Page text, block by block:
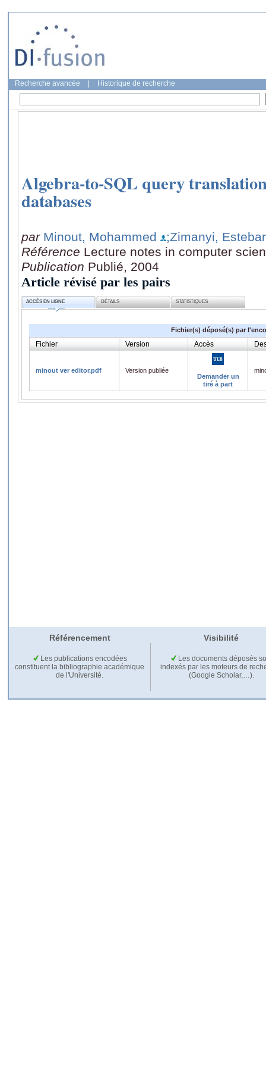
Recherche avancée Historique de recherche
Algebra-to-SQL query
databases
par Minout, Mohammed
;Zimanyi,
Référence Lecture notes in computer
Publication Publié, 2004
Article révisé par les pairs
ACCÈS EN LIGNE DÉTAILS STATISTIQUES
Fichier(s) déposé(s) par
Fichier Version Accès
minout ver editor.pdf
Version publiée
Demander un
tiré à part
Référencement Visibilité
Les publications encodées
constituent la bibliographie académique
de l'Université.
Les documents déposés
indexés par les moteurs de
(Google Scholar,…).